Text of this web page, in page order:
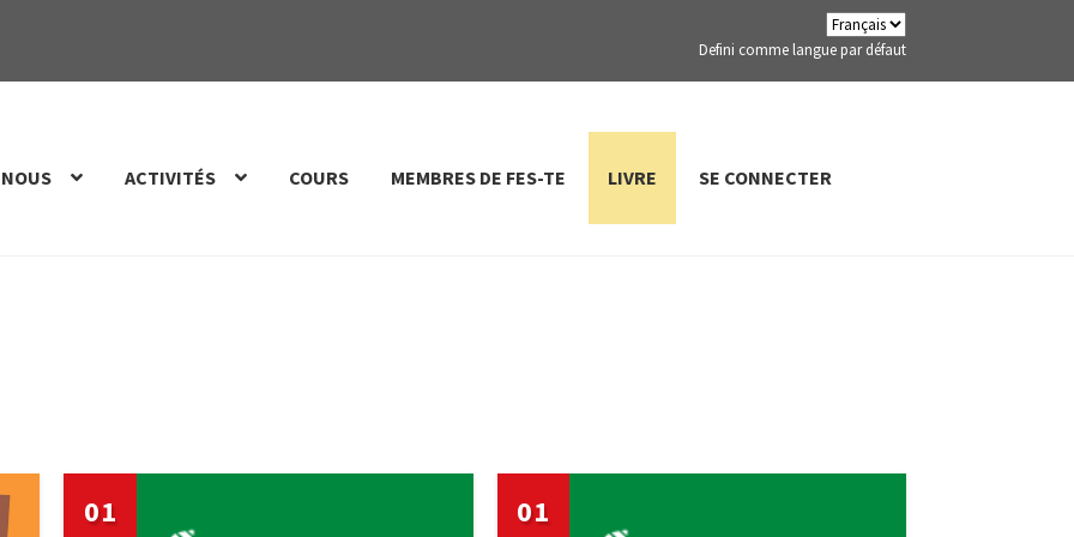
Defini comme langue par défaut
ACTIVITÉS COURS MEMBRES DE FES-TE LIVRE SE CONNECTER
01 01